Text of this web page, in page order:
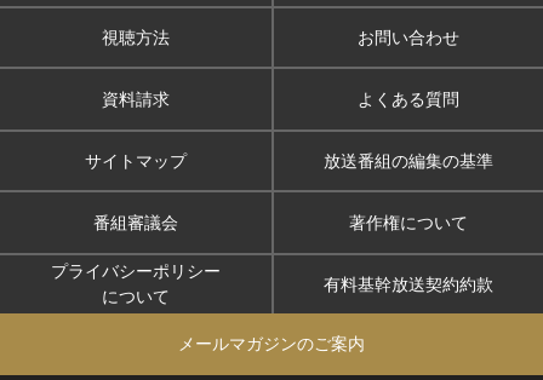
視聴方法 お問い合わせ
資料請求 よくある質問
サイトマップ 放送番組の編集の基準
番組審議会 著作権について
プライバシーポリシー
について
有料基幹放送契約約款
メールマガジンのご案内